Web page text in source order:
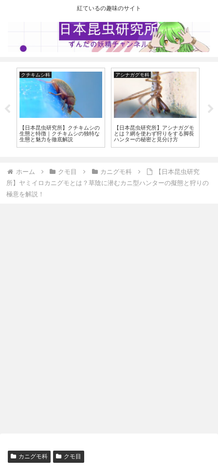
紅ているの趣味のサイト
クチキムシ科
【日本昆虫研究所】クチキムシの
生態と特徴｜クチキムシの独特な
生態と魅力を徹底解説
アシナガグモ科
【日本昆虫研究所】アシナガグモ
とは？網を使わず狩りをする脚長
ハンターの秘密と見分け方
ホーム クモ目 カニグモ科
【日本昆虫研究
所】ヤミイロカニグモとは？草陰に潜むカニ型ハンターの擬態と狩りの
極意を解説！
カニグモ科 クモ目